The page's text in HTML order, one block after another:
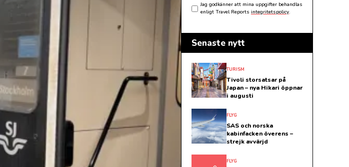
Jag godkänner att mina uppgifter behandlas
enligt Travel Reports integritetspolicy.
Senaste nytt
TURISM
Tivoli storsatsar på
Japan – nya Hikari öppnar
i augusti
FLYG
SAS och norska
kabinfacken överens –
strejk avvärjd
FLYG